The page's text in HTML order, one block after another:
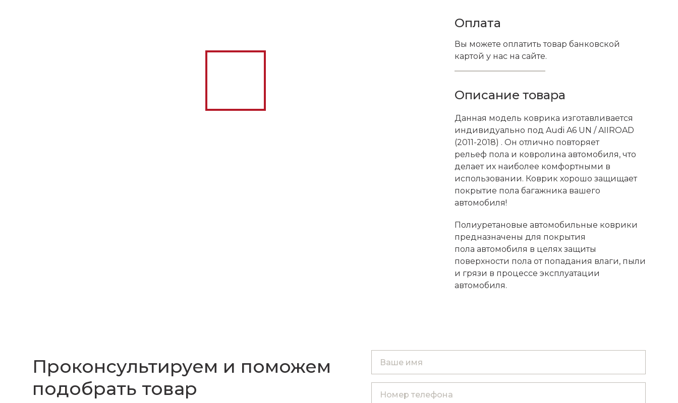
Оплата
Вы можете оплатить товар банковской
картой у нас на сайте.
Описание товара
Данная модель коврика изготавливается
индивидуально под Audi A6 UN / AIIROAD
(2011-2018) . Он отлично повторяет
рельеф пола и ковролина автомобиля, что
делает их наиболее комфортными в
использовании. Коврик хорошо защищает
покрытие пола багажника вашего
автомобиля!
Полиуретановые автомобильные коврики
предназначены для покрытия
пола автомобиля в целях защиты
поверхности пола от попадания влаги, пыли
и грязи в процессе эксплуатации
автомобиля.
Проконсультируем и поможем
подобрать товар